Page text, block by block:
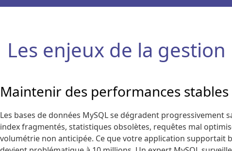
Les enjeux de la
Maintenir des performances
Les bases de données MySQL se dégradent progressivement
index fragmentés, statistiques obsolètes, requêtes mal
volumétrie non anticipée. Ce que votre application supportait